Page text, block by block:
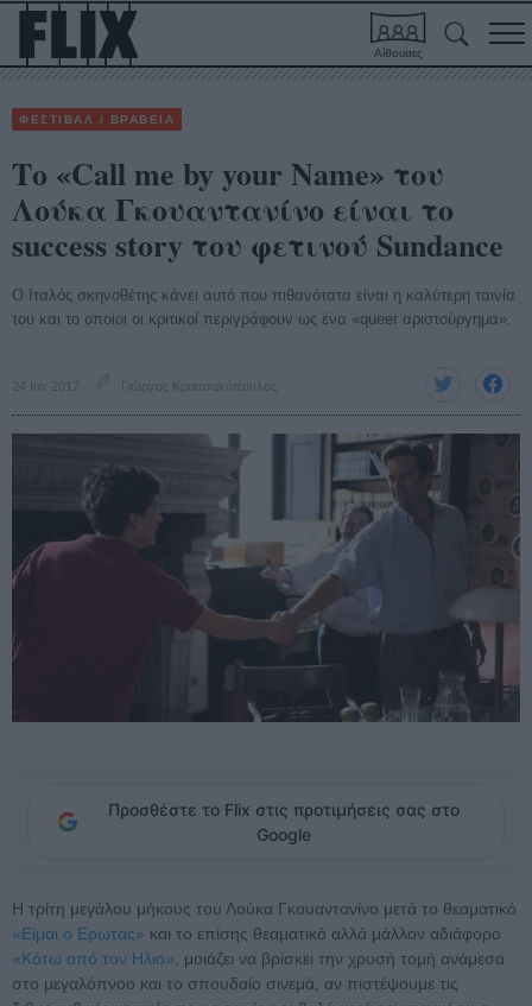
Αίθουσες
ΦΕΣΤΙΒΑΛ / ΒΡΑΒΕΙΑ
Το «Call me by your Name» του
Λούκα Γκουαντανίνο είναι το
success story του φετινού Sundance
Ο Ιταλός σκηνοθέτης κάνει αυτό που πιθανότατα είναι η καλύτερη ταινία
του και το οποίοι οι κριτικοί περιγράφουν ως ένα «queer αριστούργημα».
24 Ιαν 2017 Γιώργος Κρασσακόπουλος
Προσθέστε το Flix στις προτιμήσεις σας στο
Google
Η τρίτη μεγάλου μήκους του Λούκα Γκουαντανίνο μετά το θεαματικό
«Είμαι ο Ερωτας» και το επίσης θεαματικό αλλά μάλλον αδιάφορο
«Κάτω από τον Ηλιο» , μοιάζει να βρίσκει την χρυσή τομή ανάμεσα
στο μεγαλόπνοο και το σπουδαίο σινεμά, αν πιστέψουμε τις